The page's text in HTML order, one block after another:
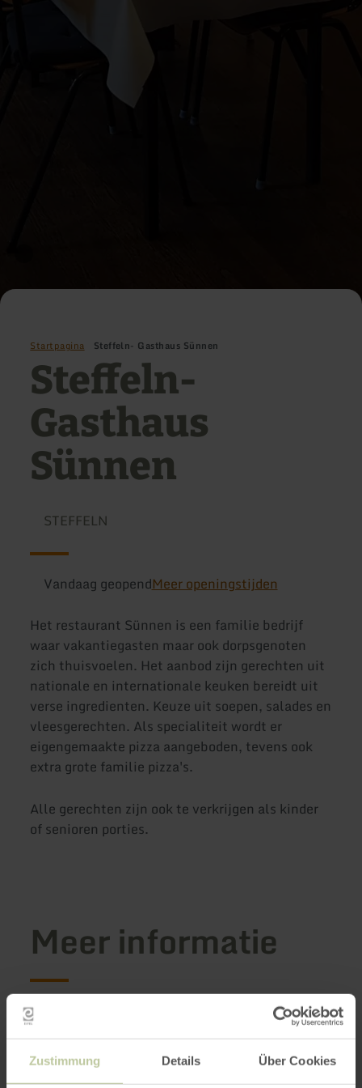
Zustimmung Details Über Cookies
Startpagina Steffeln- Gasthaus Sünnen
Steffeln-
Gasthaus
Sünnen
STEFFELN
Vandaag geopendMeer openingstijden
Het restaurant Sünnen is een familie bedrijf
waar vakantiegasten maar ook dorpsgenoten
zich thuisvoelen. Het aanbod zijn gerechten uit
nationale en internationale keuken bereidt uit
verse ingredienten. Keuze uit soepen, salades en
vleesgerechten. Als specialiteit wordt er
eigengemaakte pizza aangeboden, tevens ook
extra grote familie pizza's.
Alle gerechten zijn ook te verkrijgen als kinder
of senioren porties.
Meer informatie
Openingstijden
Kenmerken / bijzonderheden